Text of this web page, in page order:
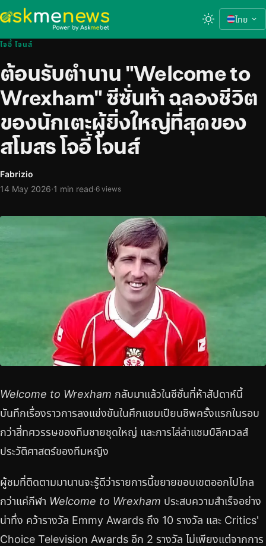
ไทย
โจอี้ โจนส์
ต้อนรับตำนาน "Welcome to
Wrexham" ซีซั่นห้า ฉลองชีวิต
ของนักเตะผู้ยิ่งใหญ่ที่สุดของ
สโมสร โจอี้ โจนส์
Fabrizio
14 May 2026·1 min read·6 views
Welcome to Wrexham กลับมาแล้วในซีซั่นที่ห้าสัปดาห์นี้
บันทึกเรื่องราวการลงแข่งขันในศึกแชมเปียนชิพครั้งแรกในรอบ
กว่าสี่ทศวรรษของทีมชายชุดใหญ่ และการไล่ล่าแชมป์ลีกเวลส์
ประวัติศาสตร์ของทีมหญิง
ผู้ชมที่ติดตามมานานจะรู้ดีว่ารายการนี้ขยายขอบเขตออกไปไกล
กว่าแค่กีฬา Welcome to Wrexham ประสบความสำเร็จอย่าง
น่าทึ่ง คว้ารางวัล Emmy Awards ถึง 10 รางวัล และ Critics'
Choice Television Awards อีก 2 รางวัล ไม่เพียงแต่จากการ